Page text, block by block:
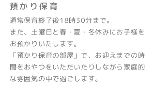
​預かり保育
通常保育終了後18時30分まで。
また、土曜日と春・夏・冬休みにお子様を
お預かりいたします。
​「預かり保育の部屋」で、お迎えまでの時
間をおやつをいただいたりしながら家庭的
な雰囲気の中で過ごします。